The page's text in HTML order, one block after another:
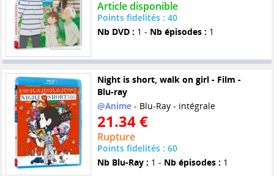
Article disponible
Points fidelités : 40
Nb DVD : 1 - Nb épisodes : 1
Night is short, walk on girl - Film -
Blu-ray
@Anime- Blu-Ray - intégrale
21.34 €
Rupture
Points fidelités : 60
Nb Blu-Ray : 1 - Nb épisodes : 1